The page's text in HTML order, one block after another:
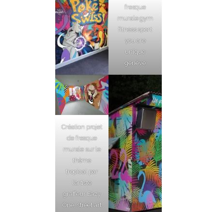
fresque
murale gym
fitness sport
you are
unique
genève
Création projet
de fresque
murale sur le
thème
tropical par
l’artiste
graffeur Eazy
One, street art